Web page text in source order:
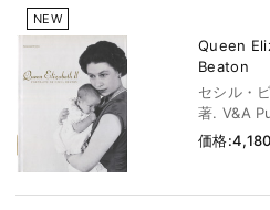
NEW
Queen
Beaton
セシル・
著. V&A
価格